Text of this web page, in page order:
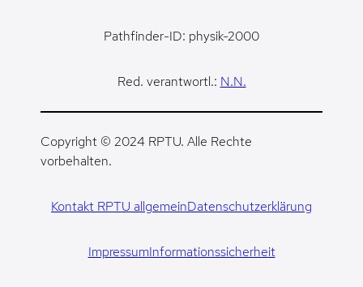
Pathfinder-ID: physik-2000
Red. verantwortl.: N.N.
Copyright © 2024 RPTU. Alle Rechte
vorbehalten.
Kontakt RPTU allgemeinDatenschutzerklärung
ImpressumInformationssicherheit